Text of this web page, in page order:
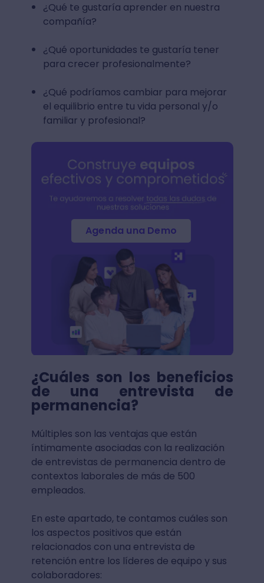
¿Qué te gustaría aprender en nuestra
compañía?
¿Qué oportunidades te gustaría tener
para crecer profesionalmente?
¿Qué podríamos cambiar para mejorar
el equilibrio entre tu vida personal y/o
familiar y profesional?
Agenda una Demo
¿Cuáles son los beneficios
de una entrevista de
permanencia?
Múltiples son las ventajas que están
íntimamente asociadas con la realización
de entrevistas de permanencia dentro de
contextos laborales de más de 500
empleados.
En este apartado, te contamos cuáles son
los aspectos positivos que están
relacionados con una entrevista de
retención entre los líderes de equipo y sus
colaboradores: